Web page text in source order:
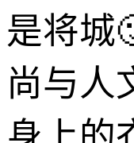
是将城
尚与人